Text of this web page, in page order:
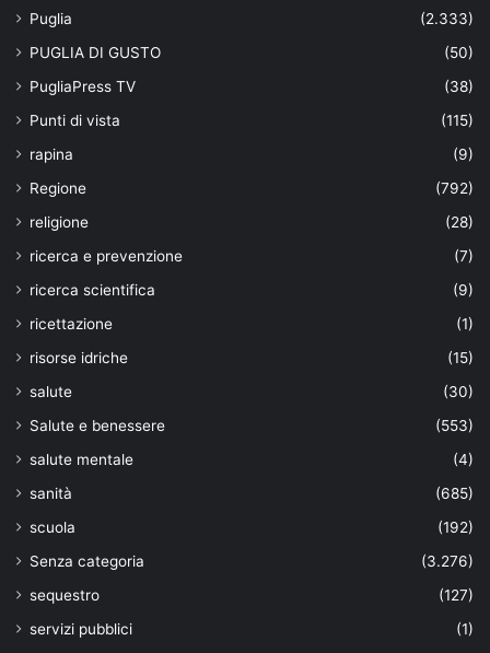
Puglia
(2.333)
PUGLIA DI GUSTO
(50)
PugliaPress TV
(38)
Punti di vista
(115)
rapina
(9)
Regione
(792)
religione
(28)
ricerca e prevenzione
(7)
ricerca scientifica
(9)
ricettazione
(1)
risorse idriche
(15)
salute
(30)
Salute e benessere
(553)
salute mentale
(4)
sanità
(685)
scuola
(192)
Senza categoria
(3.276)
sequestro
(127)
servizi pubblici
(1)